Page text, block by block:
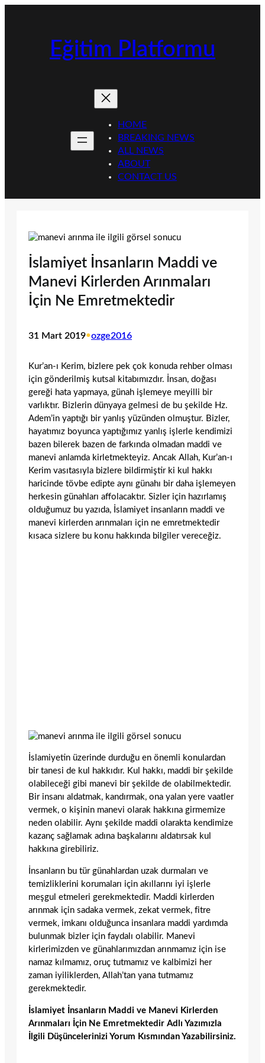
Eğitim Platformu
HOME
BREAKING NEWS
ALL NEWS
ABOUT
CONTACT US
İslamiyet İnsanların Maddi ve
Manevi Kirlerden Arınmaları
İçin Ne Emretmektedir
31 Mart 2019•ozge2016
Kur’an-ı Kerim, bizlere pek çok konuda rehber olması
için gönderilmiş kutsal kitabımızdır. İnsan, doğası
gereği hata yapmaya, günah işlemeye meyilli bir
varlıktır. Bizlerin dünyaya gelmesi de bu şekilde Hz.
Adem’in yaptığı bir yanlış yüzünden olmuştur. Bizler,
hayatımız boyunca yaptığımız yanlış işlerle kendimizi
bazen bilerek bazen de farkında olmadan maddi ve
manevi anlamda kirletmekteyiz. Ancak Allah, Kur’an-ı
Kerim vasıtasıyla bizlere bildirmiştir ki kul hakkı
haricinde tövbe edipte aynı günahı bir daha işlemeyen
herkesin günahları affolacaktır. Sizler için hazırlamış
olduğumuz bu yazıda, İslamiyet insanların maddi ve
manevi kirlerden arınmaları için ne emretmektedir
kısaca sizlere bu konu hakkında bilgiler vereceğiz.
İslamiyetin üzerinde durduğu en önemli konulardan
bir tanesi de kul hakkıdır. Kul hakkı, maddi bir şekilde
olabileceği gibi manevi bir şekilde de olabilmektedir.
Bir insanı aldatmak, kandırmak, ona yalan yere vaatler
vermek, o kişinin manevi olarak hakkına girmemize
neden olabilir. Aynı şekilde maddi olarakta kendimize
kazanç sağlamak adına başkalarını aldatırsak kul
hakkına girebiliriz.
İnsanların bu tür günahlardan uzak durmaları ve
temizliklerini korumaları için akıllarını iyi işlerle
meşgul etmeleri gerekmektedir. Maddi kirlerden
arınmak için sadaka vermek, zekat vermek, fitre
vermek, imkanı olduğunca insanlara maddi yardımda
bulunmak bizler için faydalı olabilir. Manevi
kirlerimizden ve günahlarımızdan arınmamız için ise
namaz kılmamız, oruç tutmamız ve kalbimizi her
zaman iyiliklerden, Allah’tan yana tutmamız
gerekmektedir.
İslamiyet İnsanların Maddi ve Manevi Kirlerden
Arınmaları İçin Ne Emretmektedir Adlı Yazımızla
İlgili Düşüncelerinizi Yorum Kısmından Yazabilirsiniz.